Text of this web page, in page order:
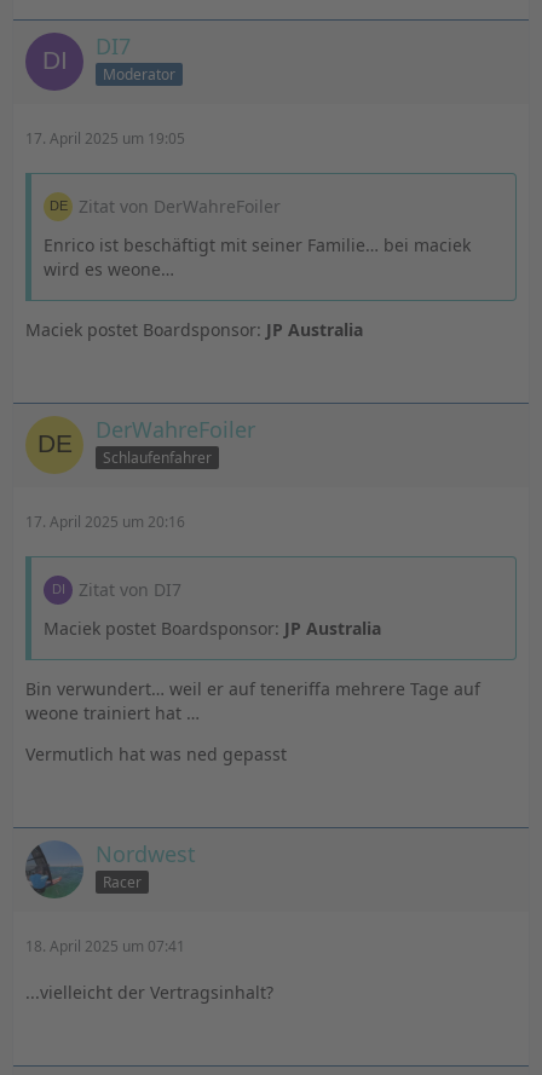
DI7
Moderator
17. April 2025 um 19:05
Zitat von DerWahreFoiler
Enrico ist beschäftigt mit seiner Familie… bei maciek
wird es weone…
Maciek postet Boardsponsor: JP Australia
DerWahreFoiler
Schlaufenfahrer
17. April 2025 um 20:16
Zitat von DI7
Maciek postet Boardsponsor: JP Australia
Bin verwundert… weil er auf teneriffa mehrere Tage auf
weone trainiert hat …
Vermutlich hat was ned gepasst
Nordwest
Racer
18. April 2025 um 07:41
...vielleicht der Vertragsinhalt?